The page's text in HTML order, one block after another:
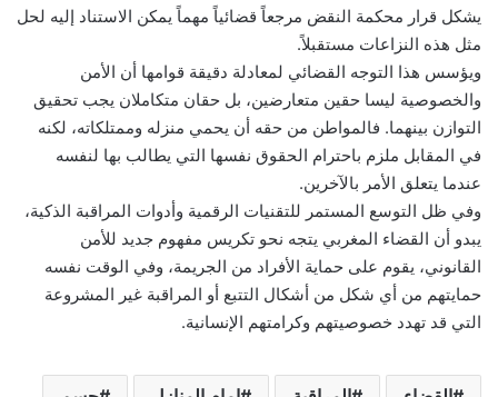
يشكل قرار محكمة النقض مرجعاً قضائياً مهماً يمكن الاستناد إليه لحل
مثل هذه النزاعات مستقبلاً.
ويؤسس هذا التوجه القضائي لمعادلة دقيقة قوامها أن الأمن
والخصوصية ليسا حقين متعارضين، بل حقان متكاملان يجب تحقيق
التوازن بينهما. فالمواطن من حقه أن يحمي منزله وممتلكاته، لكنه
في المقابل ملزم باحترام الحقوق نفسها التي يطالب بها لنفسه
عندما يتعلق الأمر بالآخرين.
وفي ظل التوسع المستمر للتقنيات الرقمية وأدوات المراقبة الذكية،
يبدو أن القضاء المغربي يتجه نحو تكريس مفهوم جديد للأمن
القانوني، يقوم على حماية الأفراد من الجريمة، وفي الوقت نفسه
حمايتهم من أي شكل من أشكال التتبع أو المراقبة غير المشروعة
التي قد تهدد خصوصيتهم وكرامتهم الإنسانية.